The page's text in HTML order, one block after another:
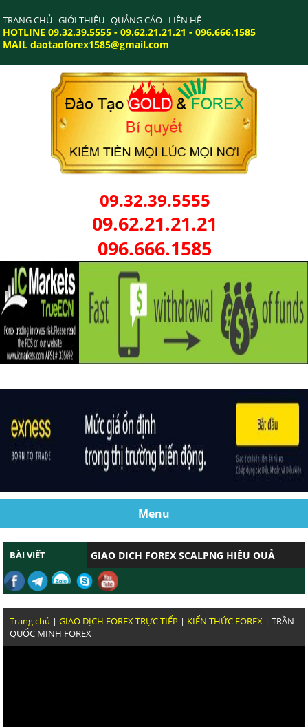
TRANG CHỦ GIỚI THIỆU QUẢNG CÁO LIÊN HỆ
HOTLINE 09.32.39.5555 - 09.62.21.21.21 - 096.666.1585
MAIL daotaoforex1585@gmail.com
09.32.39.5555
09.62.21.21.21
096.666.1585
Menu
BÀI VIẾT CHỨNG MINH GIAO DỊCH FOREX
THỰC CHIẾN GIAO DỊCH VÀNG CỦA TRẦN
KỸ NĂNG
Trang chủ |GIAO DỊCH FOREX TRỰC TIẾP | KIẾN THỨC FOREX | TRẦN
QUỐC MINH FOREX